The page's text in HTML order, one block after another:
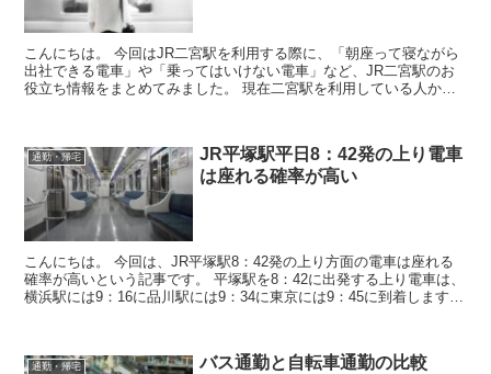
こんにちは。 今回はJR二宮駅を利用する際に、「朝座って寝ながら
出社できる電車」や「乗ってはいけない電車」など、JR二宮駅のお
役立ち情報をまとめてみました。 現在二宮駅を利用している人か
通勤・帰宅
JR平塚駅平日8：42発の上り電車
は座れる確率が高い
こんにちは。 今回は、JR平塚駅8：42発の上り方面の電車は座れる
確率が高いという記事です。 平塚駅を8：42に出発する上り電車は、
横浜駅には9：16に品川駅には9：34に東京には9：45に到着します。
通勤・帰宅 バス通勤と自転車通勤の比較